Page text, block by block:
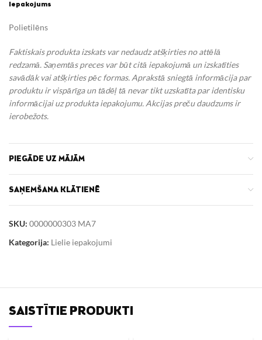
Iepakojums
Polietilēns
Faktiskais produkta izskats var nedaudz atšķirties no attēlā
redzamā. Saņemtās preces var būt citā iepakojumā un izskatīties
savādāk vai atšķirties pēc formas. Aprakstā sniegtā informācija par
produktu ir vispārīga un tādēļ tā nevar tikt uzskatīta par identisku
informācijai uz produkta iepakojumu. Akcijas preču daudzums ir
ierobežots.
PIEGĀDE UZ MĀJĀM
SAŅEMŠANA KLĀTIENĒ
SKU: 0000000303 MA7
Kategorija: Lielie iepakojumi
SAISTĪTIE PRODUKTI